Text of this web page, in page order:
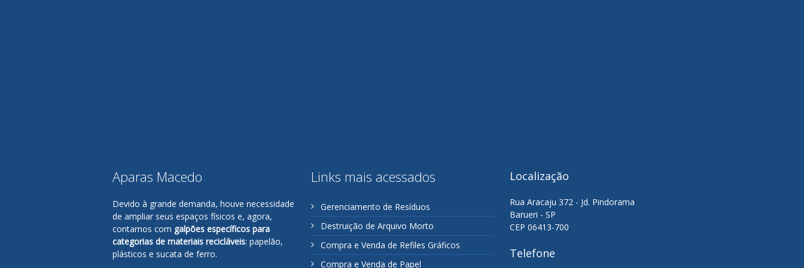
Aparas Macedo
Devido à grande demanda, houve necessidade
de ampliar seus espaços físicos e, agora,
contamos com galpões específicos para
categorias de materiais recicláveis: papelão,
plásticos e sucata de ferro.
Links mais acessados
Gerenciamento de Resíduos
Destruição de Arquivo Morto
Compra e Venda de Refiles Gráficos
Compra e Venda de Papel
Localização
Rua Aracaju 372 - Jd. Pindorama
Barueri - SP
CEP 06413-700
Telefone